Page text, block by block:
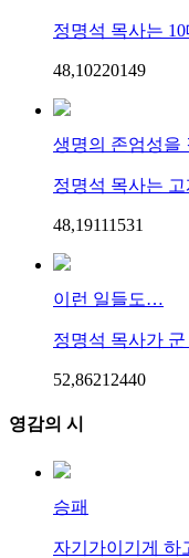
정명석 목사는
48,10220149
생명의 존엄성을
정명석 목사는
48,19111531
이런 일들도…
정명석 목사가
52,86212440
영감의 시
승패
자기가이기게 하